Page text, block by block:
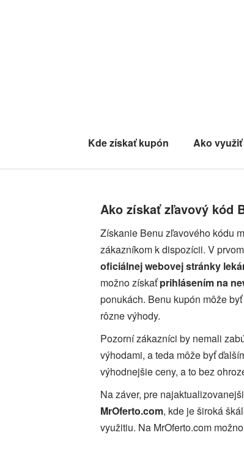
Kde získať kupón Ako
Ako získať zľavový kód
Získanie Benu zľavového kódu
zákazníkom k dispozícii. V
oficiálnej webovej stránky
možno získaťprihlásením na
ponukách. Benu kupón môže
rôzne výhody.
Pozorní zákazníci by nemali
výhodami, a teda môže byť
výhodnejšie ceny, a to bez
Na záver, pre
MrOferto.com, kde je široká
využitiu. Na MrOferto.com